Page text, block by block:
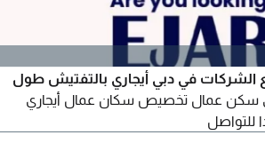
الشركات في دبي أيجاري بالتفتيش طول
سكن عمال تخصيص سكان عمال أيجاري
للتواصل